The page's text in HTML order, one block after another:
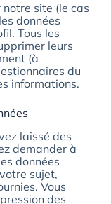
notre site (le cas
données
Tous les
leurs
(à
du
informations.
laissé des
demander à
données
sujet,
Vous
des